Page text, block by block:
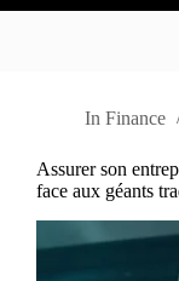
In Finance
Assurer son
face aux géants